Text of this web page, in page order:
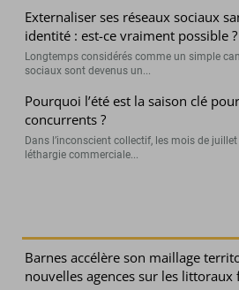
Externaliser ses réseaux sociaux
identité : est-ce vraiment possible ?
Longtemps considérés comme un simple
sociaux sont devenus un...
Pourquoi l’été est la saison clé
concurrents ?
Dans l’inconscient collectif, les mois de
léthargie commerciale...
Barnes accélère son maillage
nouvelles agences sur les littoraux